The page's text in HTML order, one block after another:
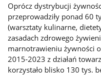
Oprócz dystrybucji
przeprowadziły ponad 60
(warsztaty kulinarne,
zasadach zdrowego
marnotrawieniu żywności
2015-2023 z działań
korzystało blisko 130 tys.